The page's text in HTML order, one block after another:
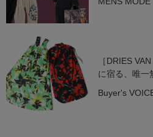
［DRIES
に宿る、唯一
Buyer's